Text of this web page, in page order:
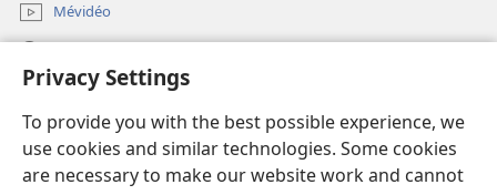
Privacy Settings
To provide you with the best possible experience, we
use cookies and similar technologies. Some cookies
are necessary to make our website work and cannot
Mévidéo
(opens
window)Bibliotèk watchtower na intênèt
(opens